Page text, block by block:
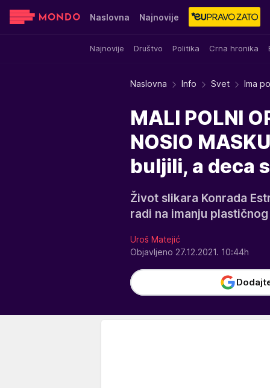
Naslovna Najnovije
Najnovije Društvo Politika Crna hronika
Sensa Stvar ukusa Yumama
Naslovna Info Svet Ima
MALI POLNI
NOSIO
buljili, a deca
Život slikara Konrada
radi na imanju
Uroš Matejić
Objavljeno 27.12.2021. 10:44h